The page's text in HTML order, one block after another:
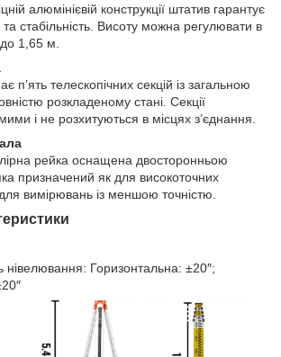
алюмінієвій конструкції штатив гарантує
та стабільність.​ Висоту можна регулювати в
до 1,65 м.
п’ять телескопічних секцій із загальною
розкладеному стані.​ Секції
і не розхитуються в місцях з’єднання.
рейка оснащена двосторонньою
призначений як для високоточних
вимірювань із меншою точністю.
нівелювання:​ Горизонтальна:​ ±20″;​